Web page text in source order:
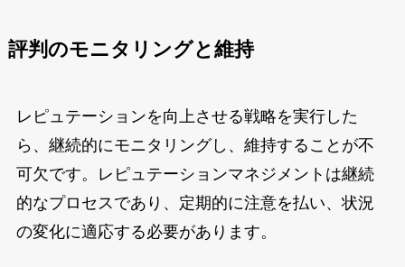
評判のモニタリングと維持
レピュテーションを向上させる戦略を実行した
ら、継続的にモニタリングし、維持することが不
可欠です。レピュテーションマネジメントは継続
的なプロセスであり、定期的に注意を払い、状況
の変化に適応する必要があります。